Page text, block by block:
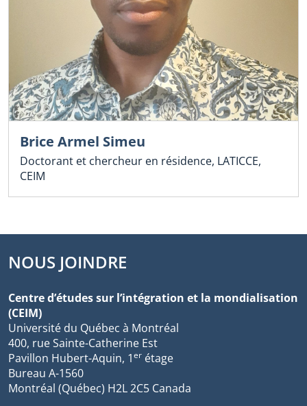
Brice Armel Simeu
Doctorant et chercheur en résidence, LATICCE,
CEIM
NOUS JOINDRE
Centre d’études sur l’intégration et la mondialisation
(CEIM)
Université du Québec à Montréal
400, rue Sainte-Catherine Est
Pavillon Hubert-Aquin, 1er étage
Bureau A-1560
Montréal (Québec) H2L 2C5 Canada